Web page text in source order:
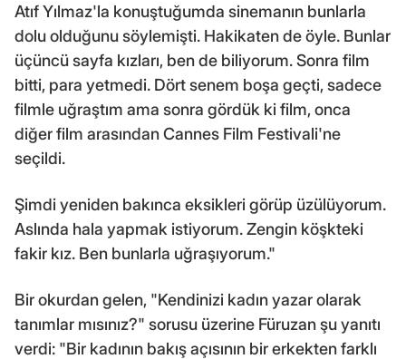
Atıf Yılmaz'la konuştuğumda sinemanın bunlarla
dolu olduğunu söylemişti. Hakikaten de öyle. Bunlar
üçüncü sayfa kızları, ben de biliyorum. Sonra film
bitti, para yetmedi. Dört senem boşa geçti, sadece
filmle uğraştım ama sonra gördük ki film, onca
diğer film arasından Cannes Film Festivali'ne
seçildi.
Şimdi yeniden bakınca eksikleri görüp üzülüyorum.
Aslında hala yapmak istiyorum. Zengin köşkteki
fakir kız. Ben bunlarla uğraşıyorum."
Bir okurdan gelen, "Kendinizi kadın yazar olarak
tanımlar mısınız?" sorusu üzerine Füruzan şu yanıtı
verdi: "Bir kadının bakış açısının bir erkekten farklı